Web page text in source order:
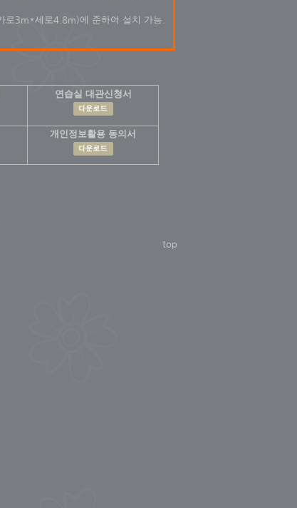
로3m*세로4.8m)에 준하여 설치 가능.
연습실 대관신청서
개인정보활용 동의서
top